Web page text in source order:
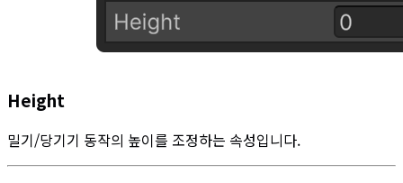
Height
밀기/당기기 동작의 높이를 조정하는 속성입니다.